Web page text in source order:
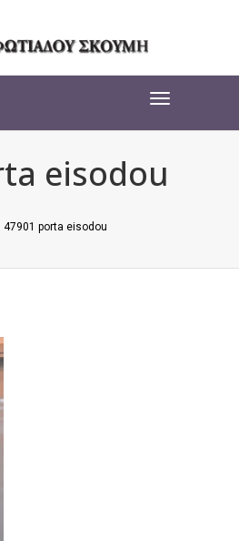
Toggle
navigation
eisodou
47901 porta eisodou